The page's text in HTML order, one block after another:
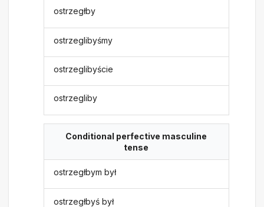
ostrzegłby
ostrzeglibyśmy
ostrzeglibyście
ostrzegliby
Conditional perfective masculine
tense
ostrzegłbym był
ostrzegłbyś był